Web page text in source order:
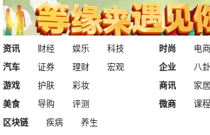
资讯 财经 娱乐
科技
汽车
证券 理财 宏观
时尚 电商
企业
八卦
游戏
护肤
彩妆
美食
导购 评测
商讯 家居
微商
课程
区块链
疾病
养生